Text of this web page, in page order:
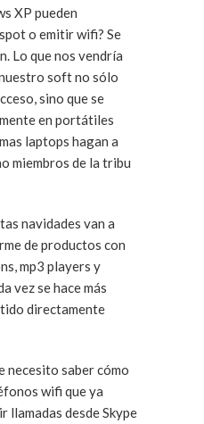
XP pueden
o emitir wifi? Se
soft no sólo
sino que se
en portátiles
laptops hagan a
miembros de la tribu
navidades van a
de productos con
mp3 players y
vez se hace más
directamente
necesito saber cómo
wifi que ya
llamadas desde Skype